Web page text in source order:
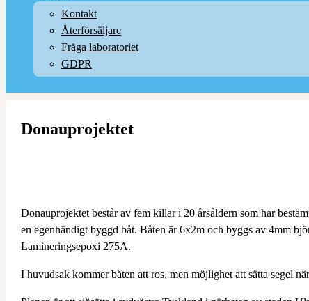
Kontakt
Återförsäljare
Fråga laboratoriet
GDPR
Donauprojektet
Donauprojektet består av fem killar i 20 årsåldern som har
en egenhändigt byggd båt. Båten är 6x2m och byggs av 4mm
Lamineringsepoxi 275A.
I huvudsak kommer båten att ros, men möjlighet att sätta segel